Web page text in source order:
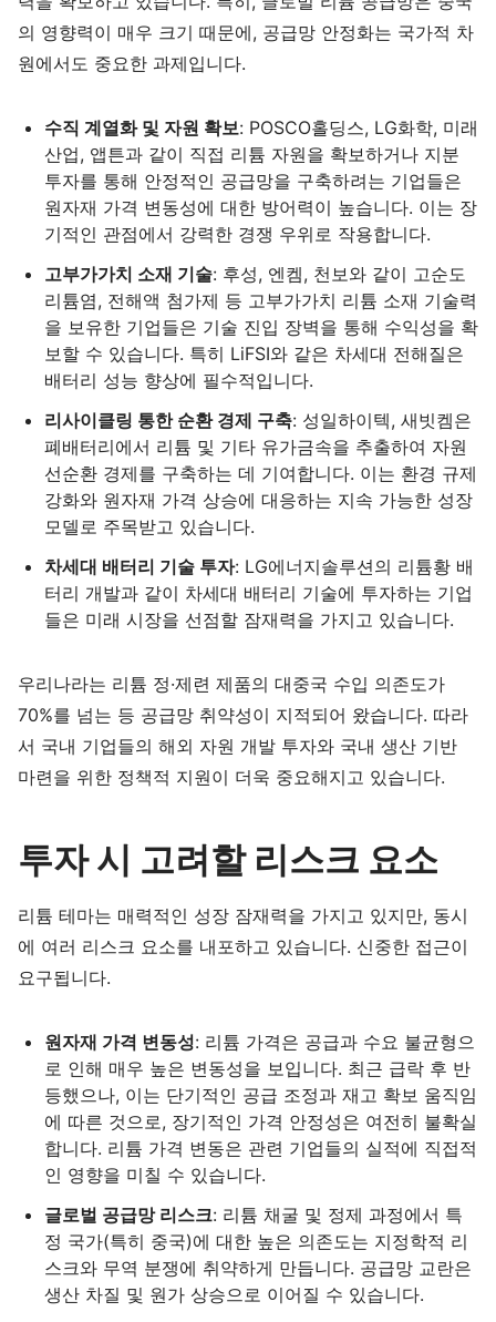
의 영향력이 매우 크기 때문에, 공급망 안정화는 국가적 차
원에서도 중요한 과제입니다.
수직 계열화 및 자원 확보: POSCO홀딩스, LG화학, 미래
산업, 앱튼과 같이 직접 리튬 자원을 확보하거나 지분
투자를 통해 안정적인 공급망을 구축하려는 기업들은
원자재 가격 변동성에 대한 방어력이 높습니다. 이는 장
기적인 관점에서 강력한 경쟁 우위로 작용합니다.
고부가가치 소재 기술: 후성, 엔켐, 천보와 같이 고순도
리튬염, 전해액 첨가제 등 고부가가치 리튬 소재 기술력
을 보유한 기업들은 기술 진입 장벽을 통해 수익성을 확
보할 수 있습니다. 특히 LiFSI와 같은 차세대 전해질은
배터리 성능 향상에 필수적입니다.
리사이클링 통한 순환 경제 구축: 성일하이텍, 새빗켐은
폐배터리에서 리튬 및 기타 유가금속을 추출하여 자원
선순환 경제를 구축하는 데 기여합니다. 이는 환경 규제
강화와 원자재 가격 상승에 대응하는 지속 가능한 성장
모델로 주목받고 있습니다.
차세대 배터리 기술 투자: LG에너지솔루션의 리튬황 배
터리 개발과 같이 차세대 배터리 기술에 투자하는 기업
들은 미래 시장을 선점할 잠재력을 가지고 있습니다.
우리나라는 리튬 정·제련 제품의 대중국 수입 의존도가
70%를 넘는 등 공급망 취약성이 지적되어 왔습니다. 따라
서 국내 기업들의 해외 자원 개발 투자와 국내 생산 기반
마련을 위한 정책적 지원이 더욱 중요해지고 있습니다.
투자 시 고려할 리스크 요소
리튬 테마는 매력적인 성장 잠재력을 가지고 있지만, 동시
에 여러 리스크 요소를 내포하고 있습니다. 신중한 접근이
요구됩니다.
원자재 가격 변동성: 리튬 가격은 공급과 수요 불균형으
로 인해 매우 높은 변동성을 보입니다. 최근 급락 후 반
등했으나, 이는 단기적인 공급 조정과 재고 확보 움직임
에 따른 것으로, 장기적인 가격 안정성은 여전히 불확실
합니다. 리튬 가격 변동은 관련 기업들의 실적에 직접적
인 영향을 미칠 수 있습니다.
글로벌 공급망 리스크: 리튬 채굴 및 정제 과정에서 특
정 국가(특히 중국)에 대한 높은 의존도는 지정학적 리
스크와 무역 분쟁에 취약하게 만듭니다. 공급망 교란은
생산 차질 및 원가 상승으로 이어질 수 있습니다.